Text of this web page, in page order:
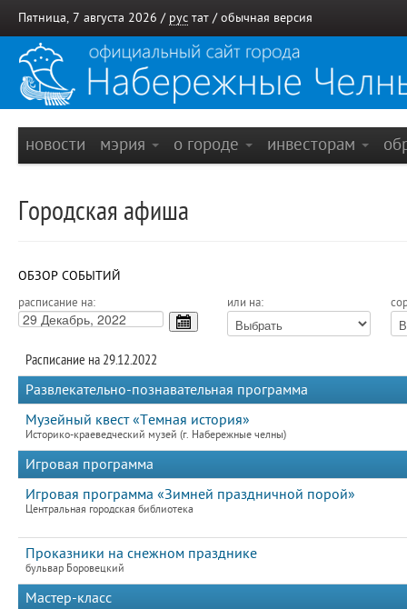
Пятница, 7 августа 2026 / рус тат / обычная версия
новости мэрия о городе инвесторам
Городская афиша
ОБЗОР СОБЫТИЙ
расписание на: или на:
Расписание на 29.12.2022
Развлекательно-познавательная программа
Музейный квест «Темная история»
Историко-краеведческий музей (г. Набережные челны)
Игровая программа
Игровая программа «Зимней праздничной порой»
Центральная городская библиотека
Проказники на снежном празднике
бульвар Боровецкий
Мастер-класс